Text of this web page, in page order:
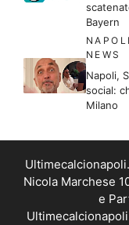
Bayern
NEWS
Napoli,
social:
Milano
Nicola Marchese
e